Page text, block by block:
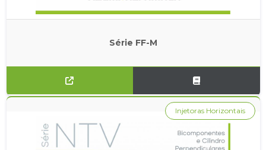
Série FF-M
Injetoras Horizontais